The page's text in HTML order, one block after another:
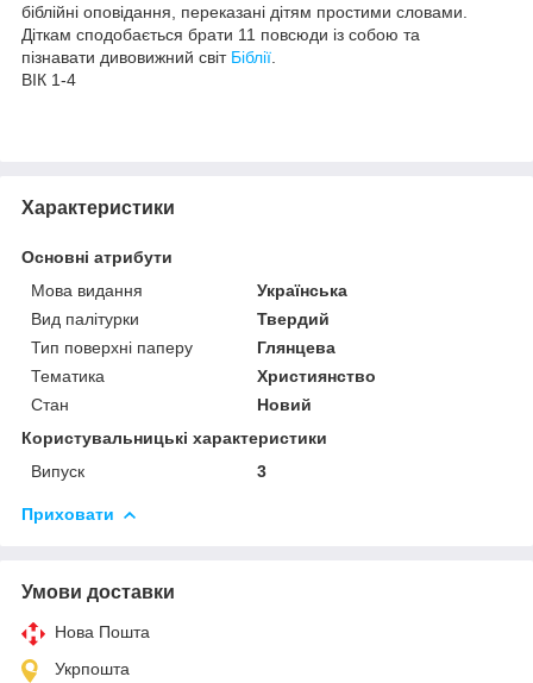
біблійні оповідання, переказані дітям простими словами.
Діткам сподобається брати 11 повсюди із собою та
пізнавати дивовижний світ Біблії
ВIК 1-4
Характеристики
Основні атрибути
Мова видання
Українська
Вид палітурки
Твердий
Тип поверхні паперу
Глянцева
Тематика
Християнство
Стан
Новий
Користувальницькі характеристики
Випуск
3
Приховати
Умови доставки
Нова Пошта
Укрпошта